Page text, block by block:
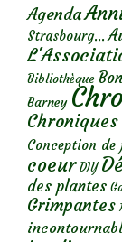
Agenda
Strasbourg...
Bibliothèque
Barney
Conception
coeur DIY
des plantes
Grimpantes